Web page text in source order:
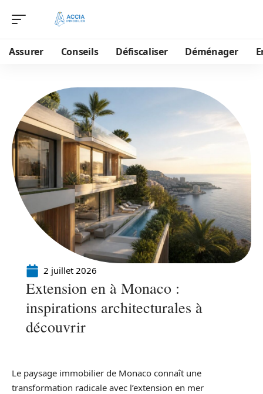
Assurer Conseils Défiscaliser Déménager
2 juillet 2026
Extension en à Monaco :
inspirations architecturales à
découvrir
Le paysage immobilier de Monaco connaît une
transformation radicale avec l’extension en mer